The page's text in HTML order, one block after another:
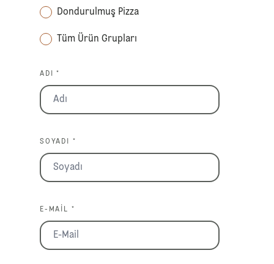
Dondurulmuş Pizza
Tüm Ürün Grupları
ADI *
SOYADI *
E-MAIL *